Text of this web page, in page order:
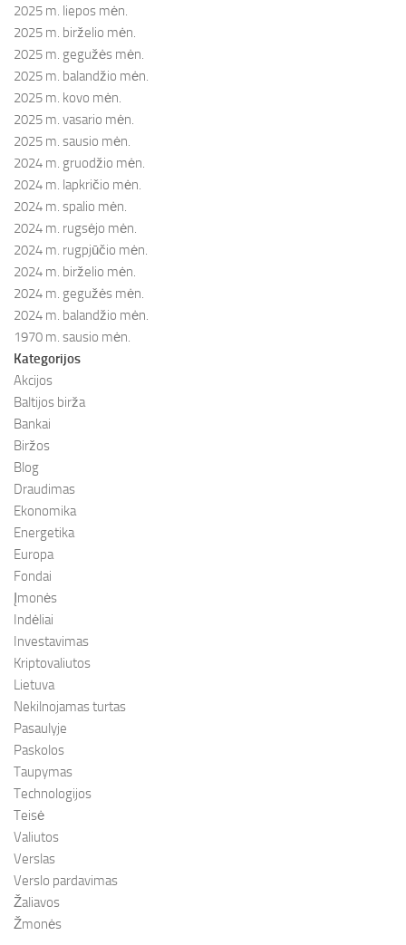
2025 m. liepos mėn.
2025 m. birželio mėn.
2025 m. gegužės mėn.
2025 m. balandžio mėn.
2025 m. kovo mėn.
2025 m. vasario mėn.
2025 m. sausio mėn.
2024 m. gruodžio mėn.
2024 m. lapkričio mėn.
2024 m. spalio mėn.
2024 m. rugsėjo mėn.
2024 m. rugpjūčio mėn.
2024 m. birželio mėn.
2024 m. gegužės mėn.
2024 m. balandžio mėn.
1970 m. sausio mėn.
Kategorijos
Akcijos
Baltijos birža
Bankai
Biržos
Blog
Draudimas
Ekonomika
Energetika
Europa
Fondai
Įmonės
Indėliai
Investavimas
Kriptovaliutos
Lietuva
Nekilnojamas turtas
Pasaulyje
Paskolos
Taupymas
Technologijos
Teisė
Valiutos
Verslas
Verslo pardavimas
Žaliavos
Žmonės